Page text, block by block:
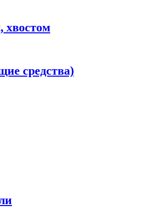
хвостом
средства)